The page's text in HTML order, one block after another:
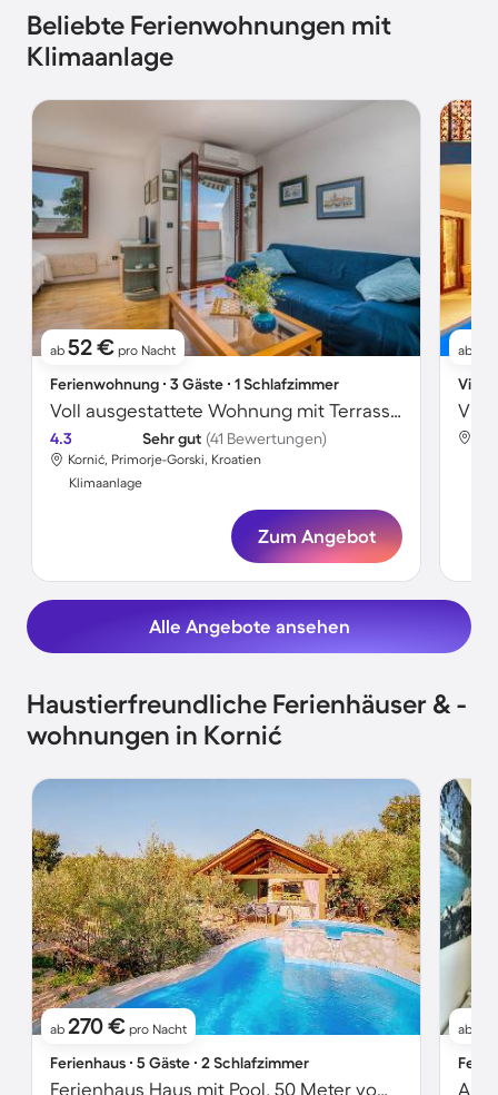
Beliebte Ferienwohnungen mit
Klimaanlage
ab 52 € pro Nacht
Ferienwohnung ∙ 3 Gäste ∙ 1 Schlafzimmer
Voll ausgestattete Wohnung mit Terrasse und Garten | Seeblick | Haustiere erlaubt
4.3 Sehr gut (41 Bewertungen)
Kornić, Primorje-Gorski, Kroatien
Klimaanlage
Zum Angebot
ab
Villa
Alle Angebote ansehen
Haustierfreundliche Ferienhäuser & -
wohnungen in Kornić
ab 270 € pro Nacht
Ferienhaus ∙ 5 Gäste ∙ 2 Schlafzimmer
Ferienhaus Haus mit Pool, 50 Meter vom Meer entfernt
ab